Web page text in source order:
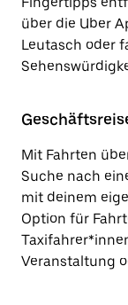
über die Uber
Leutasch oder
Mit Fahrten
Suche nach
mit deinem
Option für
Veranstaltung